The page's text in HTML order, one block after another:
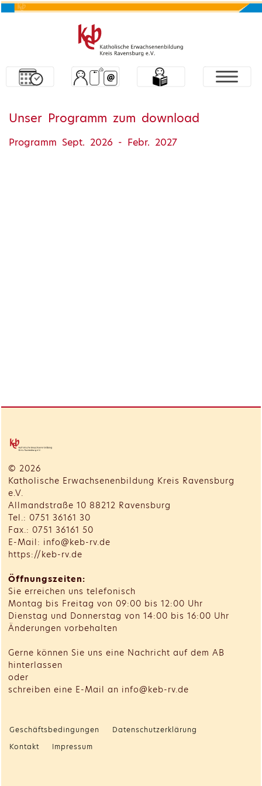
Unser Programm zum download
Programm Sept. 2026 - Febr. 2027
© 2026
Katholische Erwachsenenbildung Kreis Ravensburg
e.V.
Allmandstraße 10 88212 Ravensburg
Tel.: 0751 36161 30
Fax.: 0751 36161 50
E-Mail: info@keb-rv.de
https://keb-rv.de
Öffnungszeiten:
Sie erreichen uns telefonisch
Montag bis Freitag von 09:00 bis 12:00 Uhr
Dienstag und Donnerstag von 14:00 bis 16:00 Uhr
Änderungen vorbehalten
Gerne können Sie uns eine Nachricht auf dem AB
hinterlassen
oder
schreiben eine E-Mail an info@keb-rv.de
Geschäftsbedingungen
Datenschutzerklärung
Kontakt
Impressum